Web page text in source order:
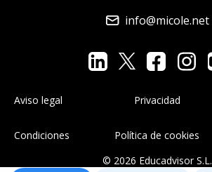
info@micole.net
Aviso legal Privacidad
Condiciones
Política de cookies
© 2026 Educadvisor S.L.